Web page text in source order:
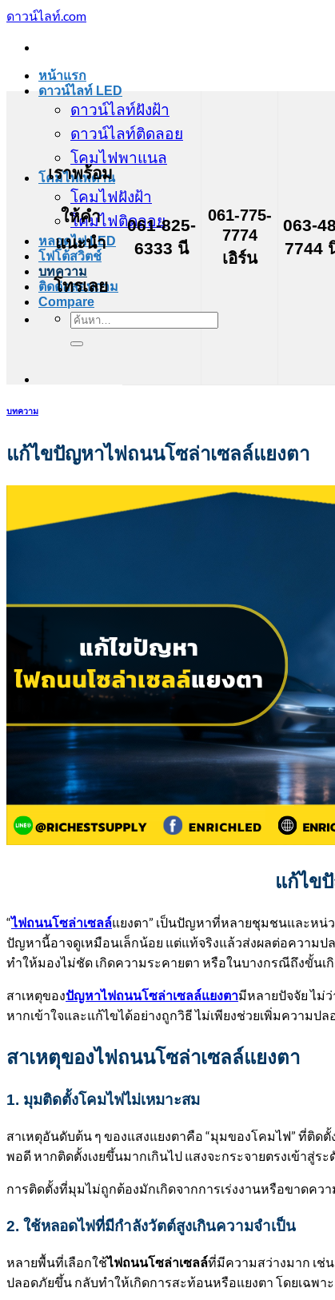
ข้าม
เนื้อหา
ดาวน์ไลท์.com
หน้าแรก
ดาวน์ไลท์ LED
ดาวน์ไลท์ฝังฝ้า
ดาวน์ไลท์ติดลอย
โคมไฟพาแนล
โคมไฟเพดาน
โคมไฟฝังฝ้า
โคมไฟติดลอย
หลอดไฟ LED
โฟโต้สวิตช์
บทความ
ติดต่อสอบถาม
Compare
ค้นหา:
เราพร้อม
ให้คำ
แนะนำ
โทรเลย
061-825-
6333 นี
061-775-
7774
เอิร์น
063-
7744
บทความ
แก้ไขปัญหาไฟถนนโซล่าเซลล์แยงตา
แก้ไข
“ไฟถนนโซล่าเซลล์แยงตา” เป็นปัญหาที่หลายชุมชนและหน่
ปัญหานี้อาจดูเหมือนเล็กน้อย แต่แท้จริงแล้วส่งผลต่อความ
ทำให้มองไม่ชัด เกิดความระคายตา หรือในบางกรณีถึงขั้นเ
สาเหตุของปัญหาไฟถนนโซล่าเซลล์แยงตามีหลายปัจจัย ไม่
หากเข้าใจและแก้ไขได้อย่างถูกวิธี ไม่เพียงช่วยเพิ่มความ
สาเหตุของไฟถนนโซล่าเซลล์แยงตา
1. มุมติดตั้งโคมไฟไม่เหมาะสม
สาเหตุอันดับต้น ๆ ของแสงแยงตาคือ “มุมของโคมไฟ” ที่ติด
พอดี หากติดตั้งเงยขึ้นมากเกินไป แสงจะกระจายตรงเข้าสู่
การติดตั้งที่มุมไม่ถูกต้องมักเกิดจากการเร่งงานหรือขาดคว
2. ใช้หลอดไฟที่มีกำลังวัตต์สูงเกินความจำเป็น
หลายพื้นที่เลือกใช้ไฟถนนโซล่าเซลล์ที่มีความสว่างมาก เช่
ปลอดภัยขึ้น กลับทำให้เกิดการสะท้อนหรือแยงตา โดยเฉพา